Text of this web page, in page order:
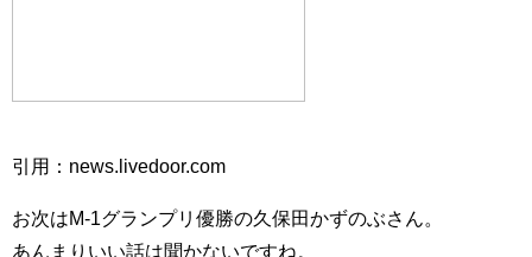
引用：news.livedoor.com
お次はM-1グランプリ優勝の久保田かずのぶさん。
あんまりいい話は聞かないですね。